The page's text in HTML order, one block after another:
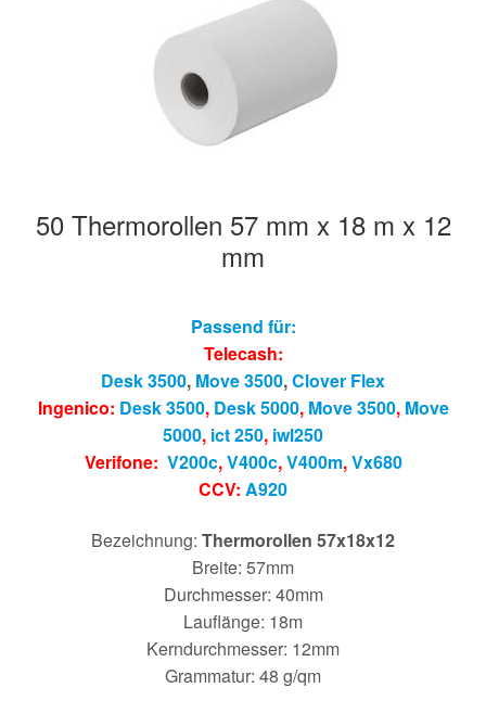
50 Thermorollen 57 mm x 18 m x 12
mm
Passend für:
Telecash:
Desk 3500, Move 3500,Clover Flex
Ingenico: Desk 3500, Desk 5000, Move 3500, Move
5000, ict 250, iwl250
Verifone: V200c,V400c,V400m,Vx680
CCV: A920
Bezeichnung: Thermorollen 57x18x12
Breite: 57mm
Durchmesser: 40mm
Lauflänge: 18m
Kerndurchmesser: 12mm
Grammatur: 48 g/qm